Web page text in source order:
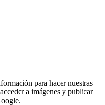
para hacer nuestras
a imágenes y publicar